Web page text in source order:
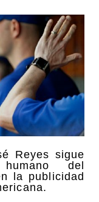
Reyes sigue
del
la publicidad